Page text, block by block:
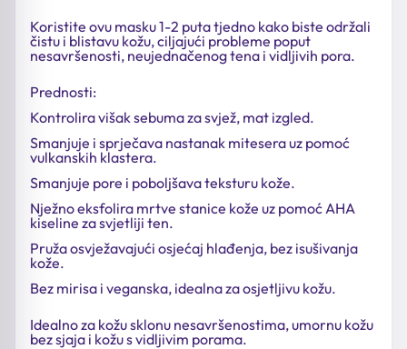
Koristite ovu masku 1-2 puta tjedno kako biste održali
čistu i blistavu kožu, ciljajući probleme poput
nesavršenosti, neujednačenog tena i vidljivih pora.
Prednosti:
Kontrolira višak sebuma za svjež, mat izgled.
Smanjuje i sprječava nastanak mitesera uz pomoć
vulkanskih klastera.
Smanjuje pore i poboljšava teksturu kože.
Nježno eksfolira mrtve stanice kože uz pomoć AHA
kiseline za svjetliji ten.
Pruža osvježavajući osjećaj hlađenja, bez isušivanja
kože.
Bez mirisa i veganska, idealna za osjetljivu kožu.
Idealno za kožu sklonu nesavršenostima, umornu kožu
bez sjaja i kožu s vidljivim porama.